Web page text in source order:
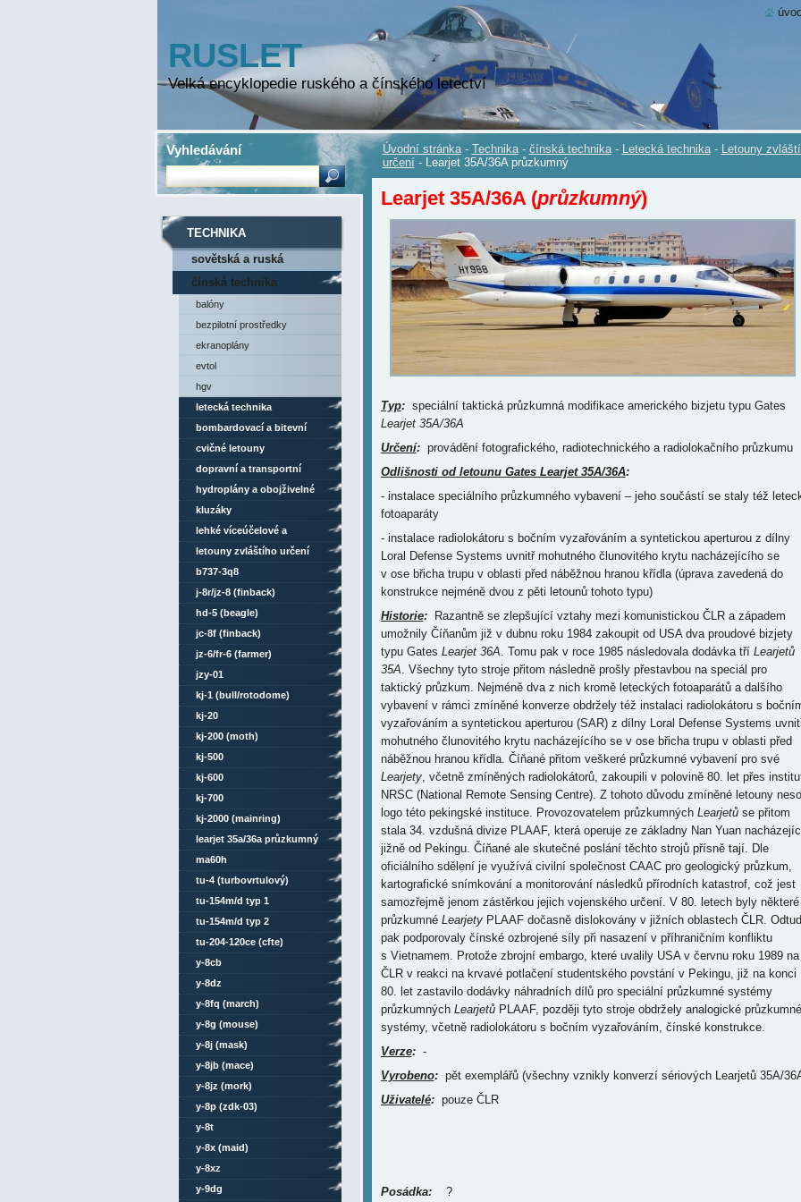
RUSLET
Velká encyklopedie ruského a čínského letectví
Úvodní stránka - Technika - čínská technika - Letecká technika - Letouny
určení - Learjet 35A/36A průzkumný
Learjet 35A/36A (průzkumný)
Typ:speciální taktická průzkumná modifikace amerického bizjetu typu Gates
Learjet 35A/36A
Určení:provádění fotografického, radiotechnického a radiolokačního průzkumu
Odlišnosti od letounu Gates Learjet 35A/36A:
- instalace speciálního průzkumného vybavení – jeho součástí se staly též
fotoaparáty
- instalace radiolokátoru s bočním vyzařováním a syntetickou aperturou z dílny
Loral Defense Systems uvnitř mohutného člunovitého krytu nacházejícího se
v ose břicha trupu v oblasti před náběžnou hranou křídla (úprava zavedená do
konstrukce nejméně dvou z pěti letounů tohoto typu)
Historie:Razantně se zlepšující vztahy mezi komunistickou ČLR a západem
umožnily Číňanům již v dubnu roku 1984 zakoupit od USA dva proudové bizjety
typu Gates Learjet 36A. Tomu pak v roce 1985 následovala dodávka tří Learjetů
35A. Všechny tyto stroje přitom následně prošly přestavbou na speciál pro
taktický průzkum. Nejméně dva z nich kromě leteckých fotoaparátů a dalšího
vybavení v rámci zmíněné konverze obdržely též instalaci radiolokátoru s
vyzařováním a syntetickou aperturou (SAR) z dílny Loral Defense Systems
mohutného člunovitého krytu nacházejícího se v ose břicha trupu v oblasti před
náběžnou hranou křídla. Číňané přitom veškeré průzkumné vybavení pro své
Learjety, včetně zmíněných radiolokátorů, zakoupili v polovině 80. let přes
NRSC (National Remote Sensing Centre). Z tohoto důvodu zmíněné letouny
logo této pekingské instituce. Provozovatelem průzkumných Learjetůse přitom
stala 34. vzdušná divize PLAAF, která operuje ze základny Nan Yuan
jižně od Pekingu. Číňané ale skutečné poslání těchto strojů přísně tají. Dle
oficiálního sdělení je využívá civilní společnost CAAC pro geologický průzkum,
kartografické snímkování a monitorování následků přírodních katastrof, což jest
samozřejmě jenom zástěrkou jejich vojenského určení. V 80. letech byly některé
průzkumné LearjetyPLAAF dočasně dislokovány v jižních oblastech ČLR. Odtud
pak podporovaly čínské ozbrojené síly při nasazení v příhraničním konfliktu
s Vietnamem. Protože zbrojní embargo, které uvalily USA v červnu roku 1989 na
ČLR v reakci na krvavé potlačení studentského povstání v Pekingu, již na konci
80. let zastavilo dodávky náhradních dílů pro speciální průzkumné systémy
průzkumných LearjetůPLAAF, později tyto stroje obdržely analogické průzkumné
systémy, včetně radiolokátoru s bočním vyzařováním, čínské konstrukce.
Verze:-
Vyrobeno:pět exemplářů (všechny vznikly konverzí sériových Learjetů 35A/
Uživatelé:pouze ČLR
Posádka:?
TECHNIKA
sovětská a ruská
technika
čínská technika
balóny
bezpilotní prostředky
ekranoplány
evtol
hgv
letecká technika
bombardovací a bitevní
letouny
cvičné letouny
dopravní a transportní
letouny
hydroplány a obojživelné
letouny
kluzáky
lehké víceúčelové a
sportovní letouny
letouny zvláštího určení
b737-3q8
j-8r/jz-8 (finback)
hd-5 (beagle)
jc-8f (finback)
jz-6/fr-6 (farmer)
jzy-01
kj-1 (bull/rotodome)
kj-20
kj-200 (moth)
kj-500
kj-600
kj-700
kj-2000 (mainring)
learjet 35a/36a průzkumný
ma60h
tu-4 (turbovrtulový)
tu-154m/d typ 1
tu-154m/d typ 2
tu-204-120ce (cfte)
y-8cb
y-8dz
y-8fq (march)
y-8g (mouse)
y-8j (mask)
y-8jb (mace)
y-8jz (mork)
y-8p (zdk-03)
y-8t
y-8x (maid)
y-8xz
y-9dg
Vyhledávání